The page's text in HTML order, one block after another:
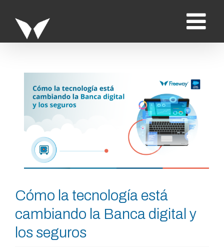
contenido
imagen
más
grande
Cómo la tecnología está
cambiando la Banca digital y
los seguros